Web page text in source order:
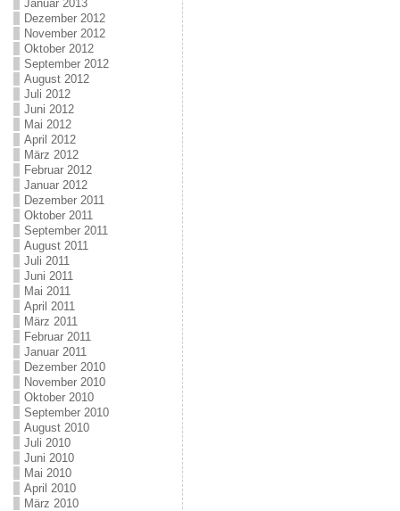
Januar 2013
Dezember 2012
November 2012
Oktober 2012
September 2012
August 2012
Juli 2012
Juni 2012
Mai 2012
April 2012
März 2012
Februar 2012
Januar 2012
Dezember 2011
Oktober 2011
September 2011
August 2011
Juli 2011
Juni 2011
Mai 2011
April 2011
März 2011
Februar 2011
Januar 2011
Dezember 2010
November 2010
Oktober 2010
September 2010
August 2010
Juli 2010
Juni 2010
Mai 2010
April 2010
März 2010